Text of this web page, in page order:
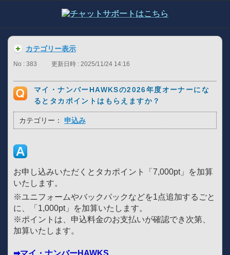
カテゴリー表示
No : 383 更新日時 : 2025/11/24 14:16
マイ・ナンバーHAWKSの2026年度オーナーにな
るとタカポイントはもらえますか？
カテゴリー： 申込み
お申し込みいただくとタカポイント「7,000pt」を加算
いたします。
※ユニフォームやバックパックなどを1点追加するごと
に、「1,000pt」を加算いたします。
※ポイントは、申込料金のお支払いが確認でき次第、
加算いたします。